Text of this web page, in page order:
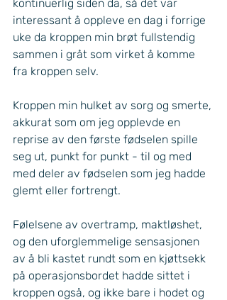
kontinuerlig siden da, så det var
interessant å oppleve en dag i forrige
uke da kroppen min brøt fullstendig
sammen i gråt som virket å komme
fra kroppen selv.
Kroppen min hulket av sorg og smerte,
akkurat som om jeg opplevde en
reprise av den første fødselen spille
seg ut, punkt for punkt - til og med
med deler av fødselen som jeg hadde
glemt eller fortrengt.
Følelsene av overtramp, maktløshet,
og den uforglemmelige sensasjonen
av å bli kastet rundt som en kjøttsekk
på operasjonsbordet hadde sittet i
kroppen også, og ikke bare i hodet og